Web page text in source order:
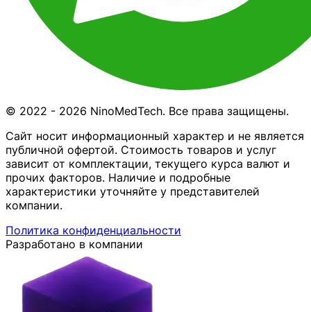
© 2022 - 2026 NinoMedTech. Все права защищены.
Сайт носит информационный характер и не является
публичной офертой. Стоимость товаров и услуг
зависит от комплектации, текущего курса валют и
прочих факторов. Наличие и подробные
характеристики уточняйте у представителей
компании.
Политика конфиденциальности
Разработано в компании